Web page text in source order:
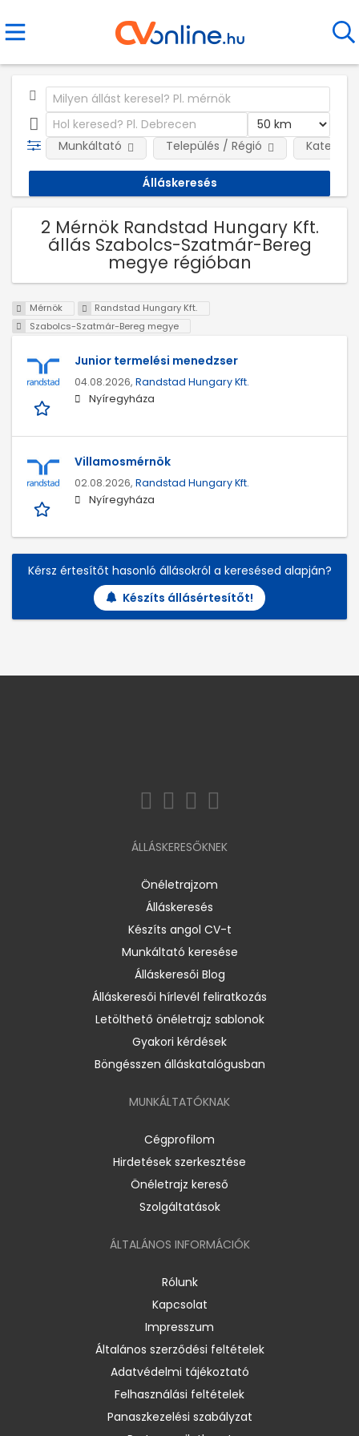
Munkáltató Település / Régió
2 Mérnök Randstad Hungary Kft.
állás Szabolcs-Szatmár-Bereg
megye régióban
Mérnök
Randstad Hungary Kft.
Szabolcs-Szatmár-Bereg megye
Junior termelési menedzser
04.08.2026, Randstad Hungary Kft.
Nyíregyháza
Villamosmérnök
02.08.2026, Randstad Hungary Kft.
Nyíregyháza
Kérsz értesítőt hasonló állásokról a keresésed alapján?
Készíts állásértesítőt!
ÁLLÁSKERESŐKNEK
Önéletrajzom
Álláskeresés
Készíts angol CV-t
Munkáltató keresése
Álláskeresői Blog
Álláskeresői hírlevél feliratkozás
Letölthető önéletrajz sablonok
Gyakori kérdések
Böngésszen álláskatalógusban
MUNKÁLTATÓKNAK
Cégprofilom
Hirdetések szerkesztése
Önéletrajz kereső
Szolgáltatások
ÁLTALÁNOS INFORMÁCIÓK
Rólunk
Kapcsolat
Impresszum
Általános szerződési feltételek
Adatvédelmi tájékoztató
Felhasználási feltételek
Panaszkezelési szabályzat